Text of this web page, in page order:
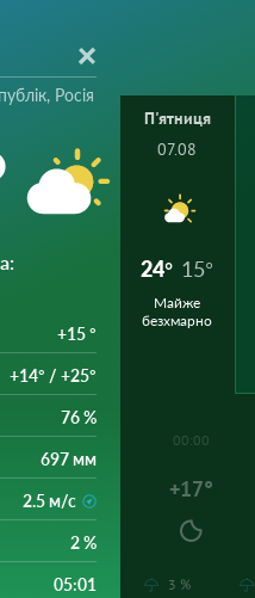
Росія
:
+15 °
+14° / +25°
76 %
697 мм
2.5 м/с
2 %
05:01
П'ятниця
07.08
24° 15°
Майже
безхмарно
00:00
+17°
3 %